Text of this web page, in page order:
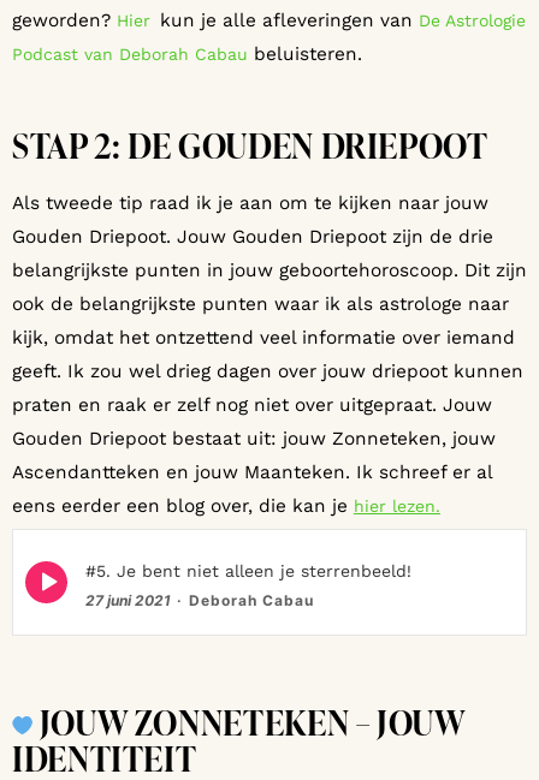
geworden? Hier kun je alle afleveringen van De Astrologie
Podcast van Deborah Cabau beluisteren.
STAP 2: DE GOUDEN DRIEPOOT
Als tweede tip raad ik je aan om te kijken naar jouw
Gouden Driepoot. Jouw Gouden Driepoot zijn de drie
belangrijkste punten in jouw geboortehoroscoop. Dit zijn
ook de belangrijkste punten waar ik als astrologe naar
kijk, omdat het ontzettend veel informatie over iemand
geeft. Ik zou wel drieg dagen over jouw driepoot kunnen
praten en raak er zelf nog niet over uitgepraat. Jouw
Gouden Driepoot bestaat uit: jouw Zonneteken, jouw
Ascendantteken en jouw Maanteken. Ik schreef er al
eens eerder een blog over, die kan je hier lezen.
Episode
play
#5. Je bent niet alleen je sterrenbeeld!
27 juni 2021 Deborah Cabau
JOUW ZONNETEKEN – JOUW
IDENTITEIT